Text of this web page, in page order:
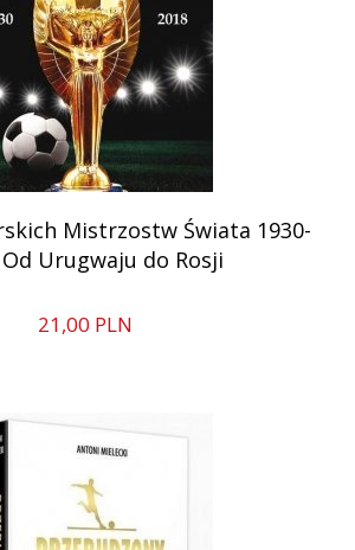
Mistrzostw Świata 1930-
Od Urugwaju do Rosji
21,00 PLN